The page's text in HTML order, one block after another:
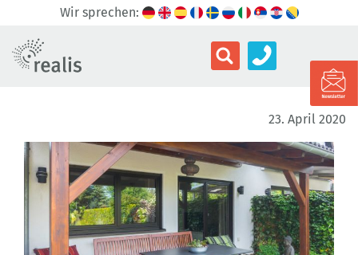
Wir sprechen:
23. April 2020